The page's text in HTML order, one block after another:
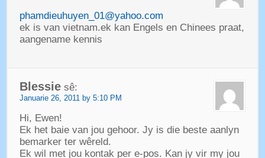
phamdieuhuyen_01@yahoo.com
ek is van vietnam.ek kan Engels en Chinees praat,
aangename kennis
Blessie sê:
Januarie 26, 2011 by 5:10 PM
Hi, Ewen!
Ek het baie van jou gehoor. Jy is die beste aanlyn
bemarker ter wêreld.
Ek wil met jou kontak per e-pos. Kan jy vir my jou